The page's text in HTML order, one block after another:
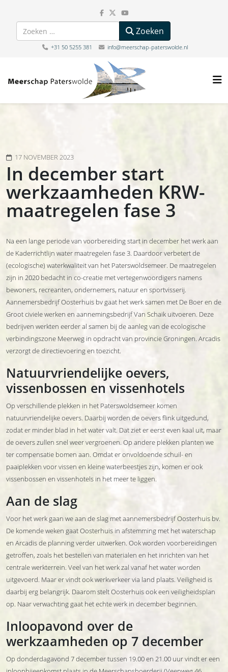
Zoeken Zoeken
+31 50 5255 381 info@meerschap-paterswolde.nl
17 NOVEMBER 2023
In december start
werkzaamheden KRW-
maatregelen fase 3
Na een lange periode van voorbereiding start in december het werk aan
de Kaderrichtlijn water maatregelen fase 3. Daardoor verbetert de
(ecologische) waterkwaliteit van het Paterswoldsemeer. De maatregelen
zijn in 2020 bedacht in co-creatie met vertegenwoordigers namens
bewoners, recreanten, ondernemers, natuur en sportvisserij.
Aannemersbedrijf Oosterhuis bv gaat het werk samen met De Boer en de
Groot civiele werken en aannemingsbedrijf Van Schaik uitvoeren. Deze
bedrijven werkten eerder al samen bij de aanleg van de ecologische
verbindingszone Meerweg in opdracht van provincie Groningen. Arcadis
verzorgt de directievoering en toezicht.
Natuurvriendelijke oevers,
vissenbossen en vissenhotels
Op verschillende plekken in het Paterswoldsemeer komen
natuurvriendelijke oevers. Daarbij worden de oevers flink uitgedund,
zodat er minder blad in het water valt. Dat ziet er eerst even kaal uit, maar
de oevers zullen snel weer vergroenen. Op andere plekken planten we
ter compensatie bomen aan. Omdat er onvoldoende schuil- en
paaiplekken voor vissen en kleine waterbeestjes zijn, komen er ook
vissenbossen en vissenhotels in het meer te liggen.
Aan de slag
Voor het werk gaan we aan de slag met aannemersbedrijf Oosterhuis bv.
De komende weken gaat Oosterhuis in afstemming met het waterschap
en Arcadis de planning verder uitwerken. Ook worden voorbereidingen
getroffen, zoals het bestellen van materialen en het inrichten van het
centrale werkterrein. Veel van het werk zal vanaf het water worden
uitgevoerd. Maar er vindt ook werkverkeer via land plaats. Veiligheid is
daarbij erg belangrijk. Daarom stelt Oosterhuis ook een veiligheidsplan
op. Naar verwachting gaat het echte werk in december beginnen.
Inloopavond over de
werkzaamheden op 7 december
Op donderdagavond 7 december tussen 19.00 en 21.00 uur vindt er een